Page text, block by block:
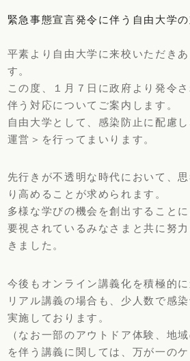
緊急事態宣言発令に伴う自由大学
平素より自由大学に来校いただき
す。
この度、１月７日に政府より発令
伴う対応についてご案内します。
自由大学として、感染防止に配慮
運営＞を行ってまいります。
先行きが不透明な時代において、
り高めることが求められます。
多様な学びの機会を創出すること
要視されているみなさまと共に努
きました。
今後もオンライン講義化を積極的に
リアル講義の場合も、少人数で感
実施しております。
（なお一部のアウトドア体験、地
を伴う講義に関しては、万が一の